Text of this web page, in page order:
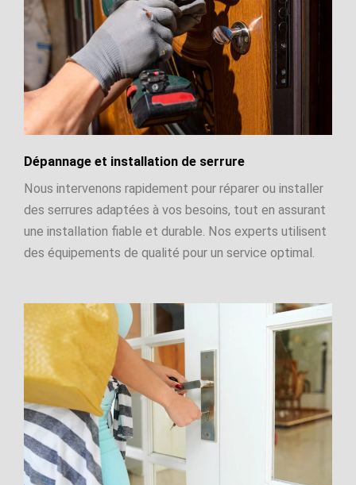
Dépannage et installation de serrure
Nous intervenons rapidement pour réparer ou installer
des serrures adaptées à vos besoins, tout en assurant
une installation fiable et durable. Nos experts utilisent
des équipements de qualité pour un service optimal.